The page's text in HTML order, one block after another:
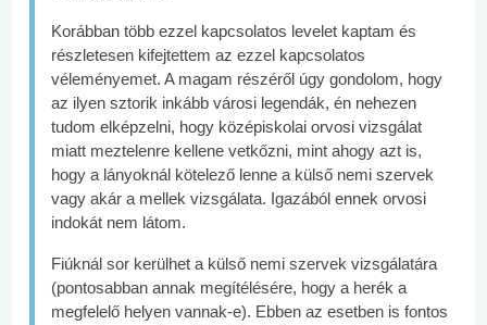
Korábban több ezzel kapcsolatos levelet kaptam és
részletesen kifejtettem az ezzel kapcsolatos
véleményemet. A magam részéről úgy gondolom, hogy
az ilyen sztorik inkább városi legendák, én nehezen
tudom elképzelni, hogy középiskolai orvosi vizsgálat
miatt meztelenre kellene vetkőzni, mint ahogy azt is,
hogy a lányoknál kötelező lenne a külső nemi szervek
vagy akár a mellek vizsgálata. Igazából ennek orvosi
indokát nem látom.
Fiúknál sor kerülhet a külső nemi szervek vizsgálatára
(pontosabban annak megítélésére, hogy a herék a
megfelelő helyen vannak-e). Ebben az esetben is fontos